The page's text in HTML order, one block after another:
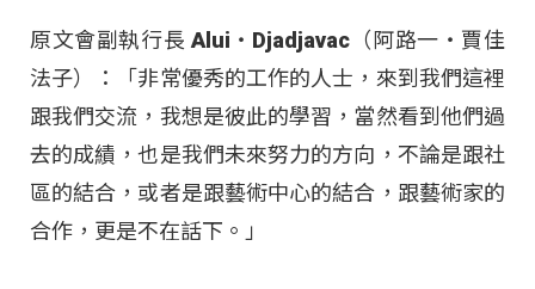
原文會副執行長 Alui‧Djadjavac（阿路一‧賈佳
法子）：「非常優秀的工作的人士，來到我們這裡
跟我們交流，我想是彼此的學習，當然看到他們過
去的成績，也是我們未來努力的方向，不論是跟社
區的結合，或者是跟藝術中心的結合，跟藝術家的
合作，更是不在話下。」